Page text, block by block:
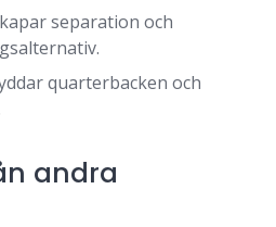
separation och
quarterbacken och
andra